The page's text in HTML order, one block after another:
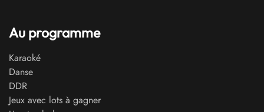
Au programme
Karaoké
Danse
DDR
Jeux avec lots à gagner